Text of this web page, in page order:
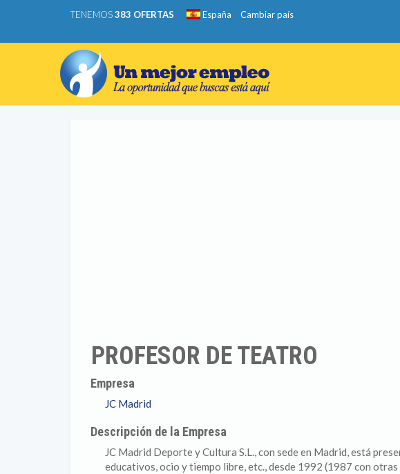
TENEMOS383 OFERTAS España Cambiar país
PROFESOR DE TEATRO
Empresa
JC Madrid
Descripción de la Empresa
JC Madrid Deporte y Cultura S.L., con sede en Madrid, está
educativos, ocio y tiempo libre, etc., desde 1992 (1987 con